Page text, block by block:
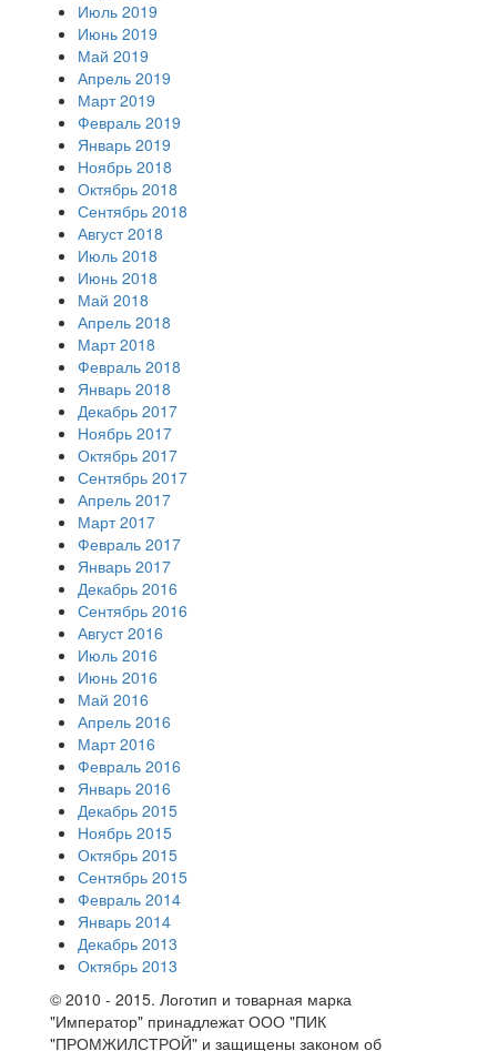
Июль 2019
Июнь 2019
Май 2019
Апрель 2019
Март 2019
Февраль 2019
Январь 2019
Ноябрь 2018
Октябрь 2018
Сентябрь 2018
Август 2018
Июль 2018
Июнь 2018
Май 2018
Апрель 2018
Март 2018
Февраль 2018
Январь 2018
Декабрь 2017
Ноябрь 2017
Октябрь 2017
Сентябрь 2017
Апрель 2017
Март 2017
Февраль 2017
Январь 2017
Декабрь 2016
Сентябрь 2016
Август 2016
Июль 2016
Июнь 2016
Май 2016
Апрель 2016
Март 2016
Февраль 2016
Январь 2016
Декабрь 2015
Ноябрь 2015
Октябрь 2015
Сентябрь 2015
Февраль 2014
Январь 2014
Декабрь 2013
Октябрь 2013
© 2010 - 2015. Логотип и товарная марка
"Император" принадлежат ООО "ПИК
"ПРОМЖИЛСТРОЙ" и защищены законом об